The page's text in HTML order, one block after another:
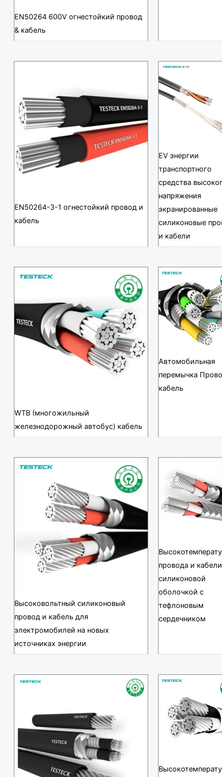
EN50264 600V огнестойкий провод
& кабель
EN50264-3-1 огнестойкий провод и
кабель
EV энергии
транспортного
средства
напряжения
экранированные
силиконовые
и кабели
WTB (многожильный
железнодорожный автобус) кабель
Автомобильная
перемычка
кабель
Высоковольтный силиконовый
провод и кабель для
электромобилей на новых
источниках энергии
провода и
силиконовой
оболочкой с
тефлоновым
сердечником